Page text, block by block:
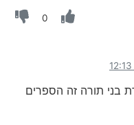
0
בני תורה זה הספרים